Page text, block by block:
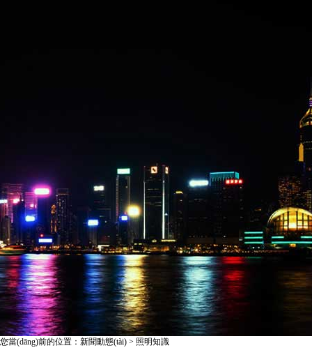
您當(dāng)前的位置：新聞動態(tài) > 照明知識